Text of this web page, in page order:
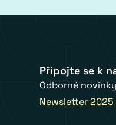
Připojte se k
Odborné
Newsletter 2025